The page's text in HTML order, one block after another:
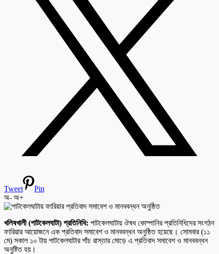
Tweet
Pin
অ- অ+
খলিষখালী (পাটকেলঘাটা) প্রতিনিধি: পাটকেলঘাটায় ঔষধ কোম্পানির প্রতিনিধিদের সংগঠন
ফারিয়ার আয়োজনে এক প্রতিবাদ সমাবেশ ও মানববন্ধন অনুষ্ঠিত হয়েছে। সোমবার (১১
মে) সকাল ১০ টায় পাটকেলঘাটার পাঁচ রাস্তার মোড়ে এ প্রতিবাদ সমাবেশ ও মানববন্ধন
অনুষ্টিত হয়।